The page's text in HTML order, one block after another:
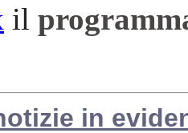
il
in